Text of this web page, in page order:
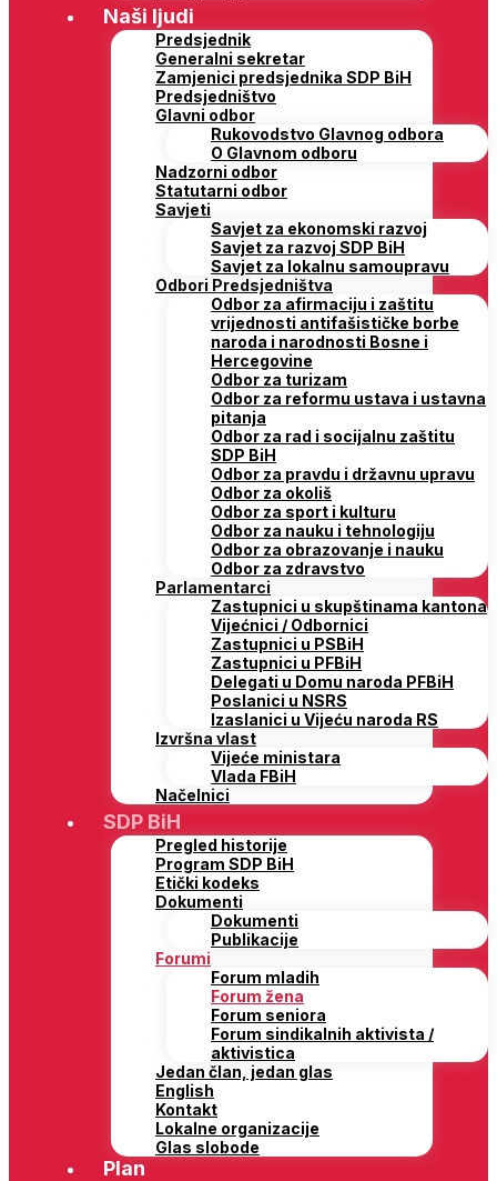
Naši ljudi
Predsjednik
Generalni sekretar
Zamjenici predsjednika SDP BiH
Predsjedništvo
Glavni odbor
Rukovodstvo Glavnog odbora
O Glavnom odboru
Nadzorni odbor
Statutarni odbor
Savjeti
Savjet za ekonomski razvoj
Savjet za razvoj SDP BiH
Savjet za lokalnu samoupravu
Odbori Predsjedništva
Odbor za afirmaciju i zaštitu
vrijednosti antifašističke borbe
naroda i narodnosti Bosne i
Hercegovine
Odbor za turizam
Odbor za reformu ustava i ustavna
pitanja
Odbor za rad i socijalnu zaštitu
SDP BiH
Odbor za pravdu i državnu upravu
Odbor za okoliš
Odbor za sport i kulturu
Odbor za nauku i tehnologiju
Odbor za obrazovanje i nauku
Odbor za zdravstvo
Parlamentarci
Zastupnici u skupštinama kantona
Vijećnici / Odbornici
Zastupnici u PSBiH
Zastupnici u PFBiH
Delegati u Domu naroda PFBiH
Poslanici u NSRS
Izaslanici u Vijeću naroda RS
Izvršna vlast
Vijeće ministara
Vlada FBiH
Načelnici
SDP BiH
Pregled historije
Program SDP BiH
Etički kodeks
Dokumenti
Dokumenti
Publikacije
Forumi
Forum mladih
Forum žena
Forum seniora
Forum sindikalnih aktivista /
aktivistica
Jedan član, jedan glas
English
Kontakt
Lokalne organizacije
Glas slobode
Plan